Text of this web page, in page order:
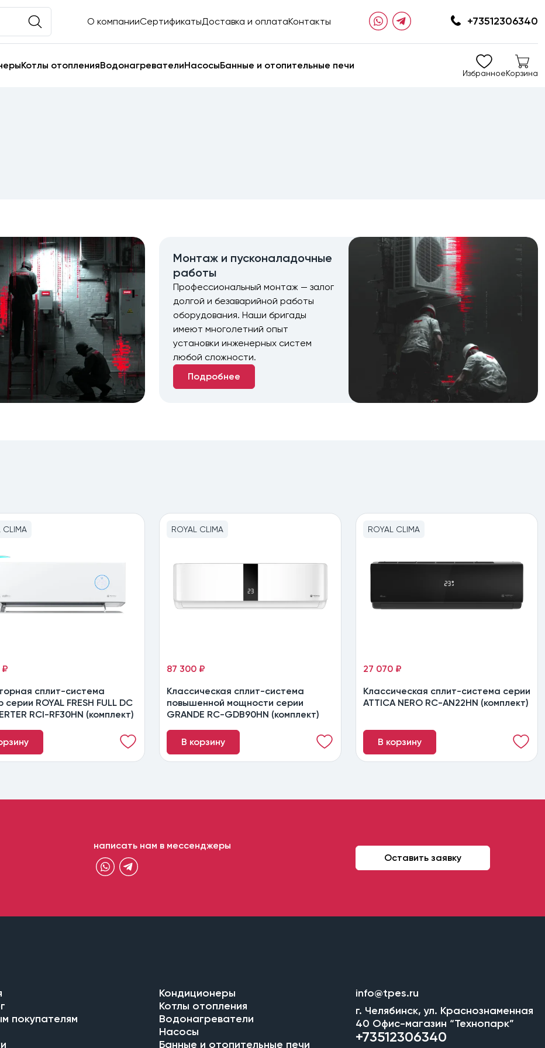
О компанииСертификатыДоставка и оплатаКонтакты +73512306340
Котлы отопленияВодонагревателиНасосыБанные и отопительные печи
ИзбранноеКорзина
Монтаж и пусконаладочные
работы
Профессиональный монтаж — залог
долгой и безаварийной работы
оборудования. Наши бригады
имеют многолетний опыт
установки инженерных систем
любой сложности.
Подробнее
CLIMA
сплит-система
серии ROYAL FRESH FULL DC
RCI-RF30HN (комплект)
₽
ROYAL CLIMA
Классическая сплит-система
повышенной мощности серии
GRANDE RC-GDB90HN (комплект)
87 300 ₽
В корзину
ROYAL CLIMA
Классическая сплит-система серии
ATTICA NERO RC-AN22HN (комплект)
27 070 ₽
В корзину
написать нам в мессенджеры
Оставить заявку
покупателям
Кондиционеры
Котлы отопления
Водонагреватели
Насосы
Банные и отопительные печи
info@tpes.ru
г. Челябинск, ул. Краснознаменная
40 Офис-магазин “Технопарк”
+73512306340